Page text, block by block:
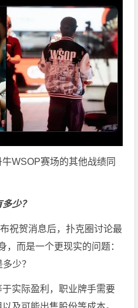
牛WSOP赛场的其他战绩同
少？
祝贺消息后，扑克圈讨论最
，而是一个更现实的问题：
少？
实际盈利，职业牌手需要